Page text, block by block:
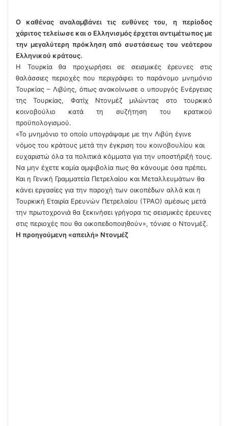
Ο καθένας αναλαμβάνει τις ευθύνες του, η περίοδος
χάριτος τελείωσε και ο Ελληνισμός έρχεται αντιμέτωπος με
την μεγαλύτερη πρόκληση από συστάσεως του νεότερου
Eλληνικού κράτους.
Η Τουρκία θα προχωρήσει σε σεισμικές έρευνες στις
θαλάσσιες περιοχές που περιγράφει το παράνομο μνημόνιο
Τουρκίας – Λιβύης, όπως ανακοίνωσε ο υπουργός Ενέργειας
της Τουρκίας, Φατίχ Ντονμέζ μιλώντας στο τουρκικό
κοινοβούλιο κατά τη συζήτηση του κρατικού
προϋπολογισμού.
«Το μνημόνιο το οποίο υπογράψαμε με την Λιβύη έγινε
νόμος του κράτους μετά την έγκριση του κοινοβουλίου και
ευχαριστώ όλα τα πολιτικά κόμματα για την υποστήριξή τους.
Να μην έχετε καμία αμφιβολία πως θα κάνουμε όσα πρέπει.
Και η Γενική Γραμματεία Πετρελαίου και Μεταλλευμάτων θα
κάνει εργασίες για την παροχή των οικοπέδων αλλά και η
Τουρκική Εταιρία Ερευνών Πετρελαίου (ΤΡΑΟ) αμέσως μετά
την πρωτοχρονιά θα ξεκινήσει γρήγορα τις σεισμικές έρευνες
στις περιοχές που θα οικοπεδοποιηθούν», τόνισε ο Ντονμέζ.
Η προηγούμενη «απειλή» Ντονμέζ